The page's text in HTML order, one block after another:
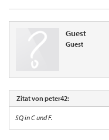
Guest
Guest
Zitat von peter42:
SQ in C und F.